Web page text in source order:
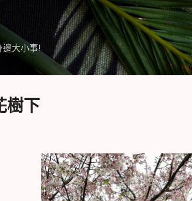
跳到主要內容
邊大小事!
樹下